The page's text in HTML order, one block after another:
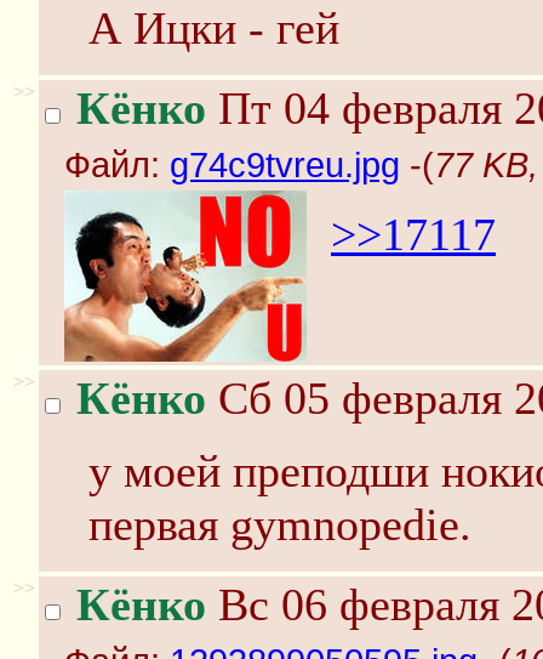
А Ицки - гей
>> Кёнко Пт 04 февраля
Файл: g74c9tvreu.jpg -(77
>>17117
>> Кёнко Сб 05 февраля
у моей преподши
первая gymnopedie.
>> Кёнко Вс 06 февраля